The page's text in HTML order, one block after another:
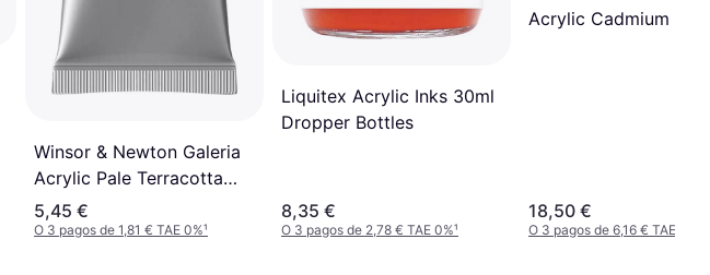
Winsor & Newton Galeria
Acrylic Pale Terracotta
60ml
5,45 €
O 3 pagos de 1,81 € TAE 0%¹
Liquitex Acrylic Inks 30ml
Dropper Bottles
8,35 €
O 3 pagos de 2,78 € TAE 0%¹
Acrylic Cadmium
18,50 €
O 3 pagos de 6,16 € TAE 0%